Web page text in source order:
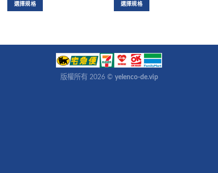
選擇規格 選擇規格
版權所有 2026 © yelenco-de.vip